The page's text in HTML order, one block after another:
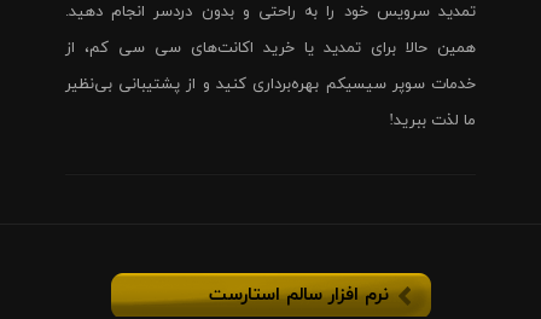
تمدید سرویس خود را به راحتی و بدون دردسر انجام دهید.
همین حالا برای تمدید یا خرید اکانت‌های سی سی کم، از
خدمات سوپر سیسیکم بهره‌برداری کنید و از پشتیبانی بی‌نظیر
ما لذت ببرید!
نرم افزار سالم استارست